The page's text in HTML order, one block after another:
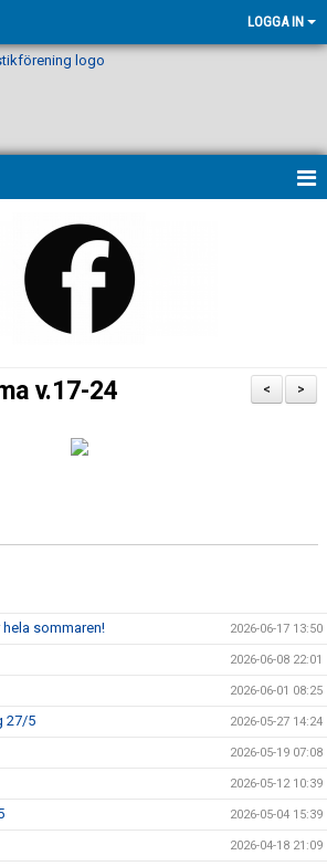
LOGGA IN
>
<
v.17-24
sommaren! 2026-06-17 13:50
2026-06-08 22:01
2026-06-01 08:25
27/5 2026-05-27 14:24
2026-05-19 07:08
2026-05-12 10:39
2026-05-04 15:39
2026-04-18 21:09